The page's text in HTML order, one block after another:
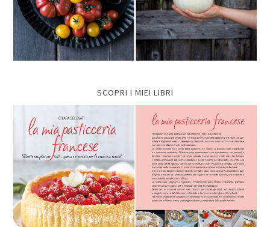
SCOPRI I MIEI LIBRI